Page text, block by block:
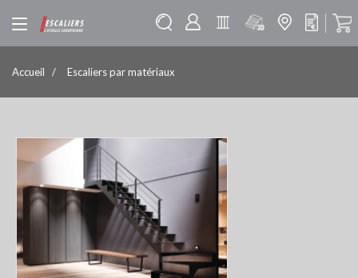
Accueil Escaliers par matériaux